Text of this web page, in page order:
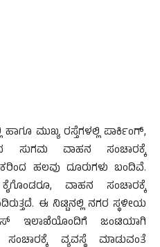
ಮುಖ್ಯ ರಸ್ತೆಗಳಲ್ಲಿ ಪಾರ್ಕಿಂಗ್,
ಸುಗಮ ವಾಹನ ಸಂಚಾರಕ್ಕೆ
ಹಲವು ದೂರುಗಳು ಬಂದಿವೆ.
ವಾಹನ ಸಂಚಾರಕ್ಕೆ
ಈ ನಿಟ್ಟಿನಲ್ಲಿ ನಗರ ಸ್ಥಳೀಯ
ಇಲಾಖೆಯೊಂದಿಗೆ ಜಂಟಿಯಾಗಿ
ವ್ಯವಸ್ಥೆ ಮಾಡುವಂತೆ